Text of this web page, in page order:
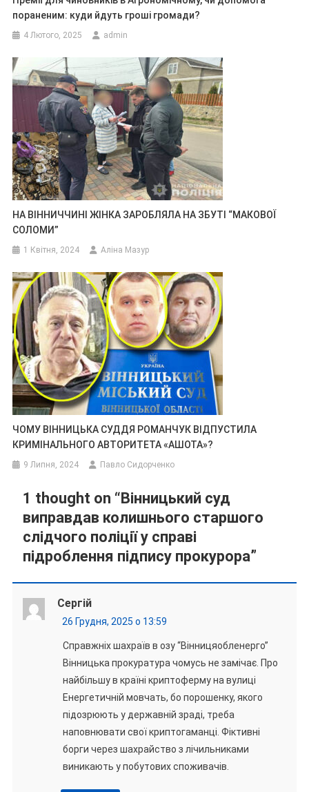
пораненим: куди йдуть гроші громади?
4 Лютого, 2025 admin
НА ВІННИЧЧИНІ ЖІНКА ЗАРОБЛЯЛА НА ЗБУТІ “МАКОВОЇ
СОЛОМИ”
1 Квітня, 2024 Аліна Мазур
ЧОМУ ВІННИЦЬКА СУДДЯ РОМАНЧУК ВІДПУСТИЛА
КРИМІНАЛЬНОГО АВТОРИТЕТА «АШОТА»?
9 Липня, 2024 Павло Сидорченко
1 thought on “ Вінницький суд
виправдав колишнього старшого
слідчого поліції у справі
підроблення підпису прокурора”
Сергій
26 Грудня, 2025 о 13:59
Справжніх шахраїв в озу “Вінницяобленерго”
Вінницька прокуратура чомусь не замічає. Про
найбільшу в країні криптоферму на вулиці
Енергетичній мовчать, бо порошенку, якого
підозрюють у державній зраді, треба
наповнювати свої криптогаманці. Фіктивні
борги через шахрайство з лічильниками
виникають у побутових споживачів.